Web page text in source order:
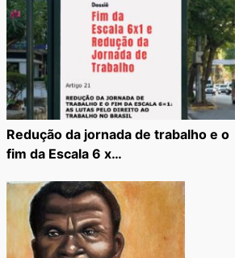
Redução da jornada de trabalho e o
fim da Escala 6 x…